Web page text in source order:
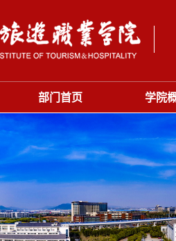
部门首页 学院